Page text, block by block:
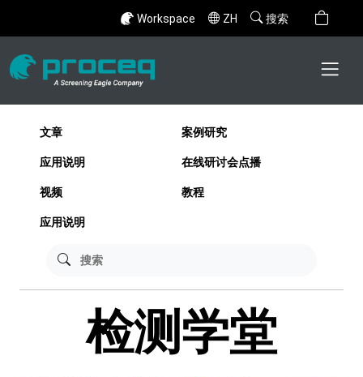
Workspace ZH 搜索
文章 案例研究
应用说明 在线研讨会点播
视频 教程
应用说明
检测学堂